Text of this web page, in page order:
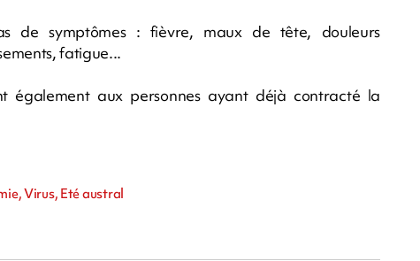
symptômes : fièvre, maux de tête, douleurs
fatigue...
également aux personnes ayant déjà contracté la
Virus, Eté austral